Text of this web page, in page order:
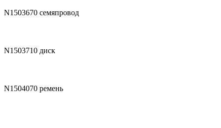
N1503670 семяпровод
N1503710 диск
N1504070 ремень